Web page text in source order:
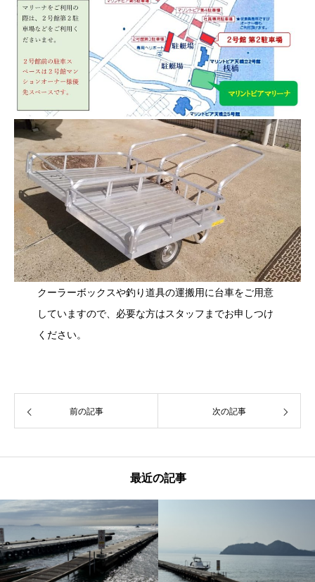
クーラーボックスや釣り道具の運搬用に台車をご用意
していますので、必要な方はスタッフまでお申しつけ
ください。
前の記事 次の記事
最近の記事